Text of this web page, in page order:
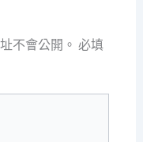
不會公開。 必填